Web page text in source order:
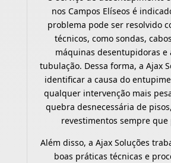
nos Campos Elíseos é
problema pode ser resolvido
técnicos, como sondas,
máquinas desentupidoras e
tubulação. Dessa forma, a Ajax
identificar a causa do
qualquer intervenção mais
quebra desnecessária de
revestimentos sempre que
Além disso, a Ajax Soluções
boas práticas técnicas e